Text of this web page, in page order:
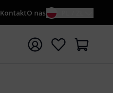
KontaktO nas
{searchTerm}